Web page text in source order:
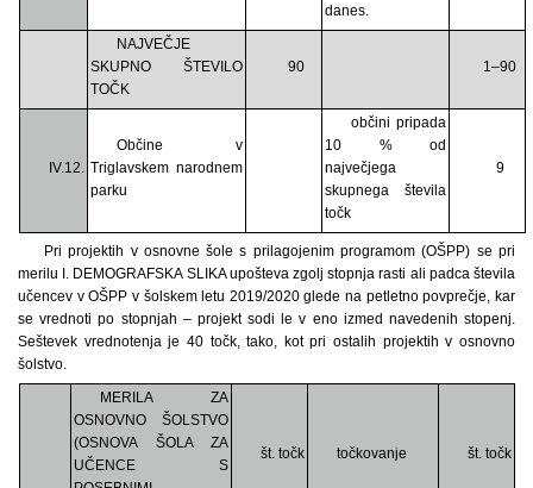
danes.
NAJVEČJE
SKUPNO ŠTEVILO
TOČK
90 1–90
IV.12.
Občine v
Triglavskem narodnem
parku
občini pripada
10 % od
največjega
skupnega števila
točk
9
Pri projektih v osnovne šole s prilagojenim programom (OŠPP) se pri
merilu I. DEMOGRAFSKA SLIKA upošteva zgolj stopnja rasti ali padca števila
učencev v OŠPP v šolskem letu 2019/2020 glede na petletno povprečje, kar
se vrednoti po stopnjah – projekt sodi le v eno izmed navedenih stopenj.
Seštevek vrednotenja je 40 točk, tako, kot pri ostalih projektih v osnovno
šolstvo.
MERILA ZA
OSNOVNO ŠOLSTVO
(OSNOVA ŠOLA ZA
UČENCE S
št. točk točkovanje št. točk